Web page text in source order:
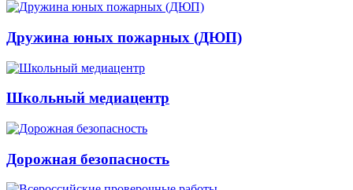
Дружина юных пожарных (ДЮП)
Школьный медиацентр
Дорожная безопасность